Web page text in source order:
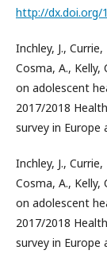
http://dx.doi.org/
Inchley, J.,
Cosma, A., Kelly,
on adolescent
2017/2018
survey in Europe
Inchley, J.,
Cosma, A., Kelly,
on adolescent
2017/2018
survey in Europe